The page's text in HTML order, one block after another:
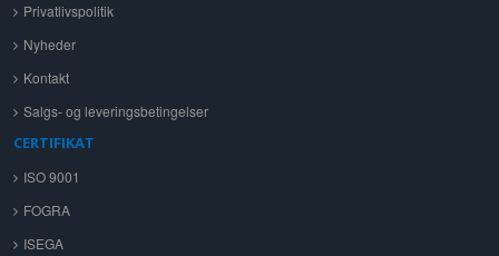
Privatlivspolitik
Nyheder
Kontakt
Salgs- og leveringsbetingelser
CERTIFIKAT
ISO 9001
FOGRA
ISEGA